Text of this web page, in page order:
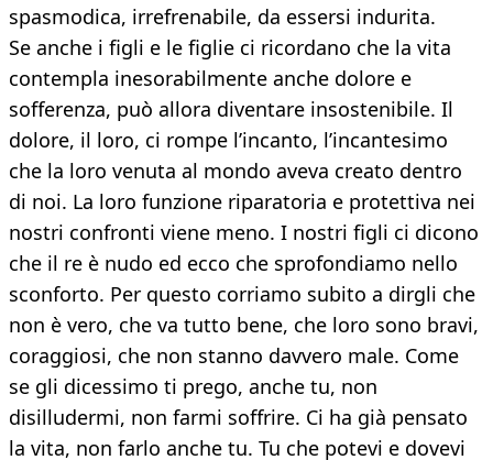
spasmodica, irrefrenabile, da essersi indurita.
Se anche i figli e le figlie ci ricordano che la vita
contempla inesorabilmente anche dolore e
sofferenza, può allora diventare insostenibile. Il
dolore, il loro, ci rompe l’incanto, l’incantesimo
che la loro venuta al mondo aveva creato dentro
di noi. La loro funzione riparatoria e protettiva nei
nostri confronti viene meno. I nostri figli ci dicono
che il re è nudo ed ecco che sprofondiamo nello
sconforto. Per questo corriamo subito a dirgli che
non è vero, che va tutto bene, che loro sono bravi,
coraggiosi, che non stanno davvero male. Come
se gli dicessimo ti prego, anche tu, non
disilludermi, non farmi soffrire. Ci ha già pensato
la vita, non farlo anche tu. Tu che potevi e dovevi